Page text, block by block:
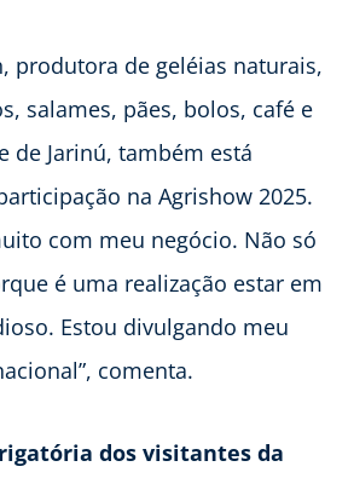
produtora de geléias naturais,
salames, pães, bolos, café e
de Jarinú, também está
na Agrishow 2025.
com meu negócio. Não só
é uma realização estar em
Estou divulgando meu
comenta.
dos visitantes da